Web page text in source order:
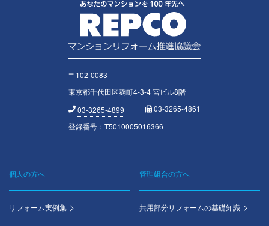
〒102-0083
東京都千代田区麹町4-3-4 宮ビル8階
03-3265-4899
03-3265-4861
登録番号：T5010005016366
Footer
menu
個人の方へ
リフォーム実例集
管理組合の方へ
共用部分リフォームの基礎知識